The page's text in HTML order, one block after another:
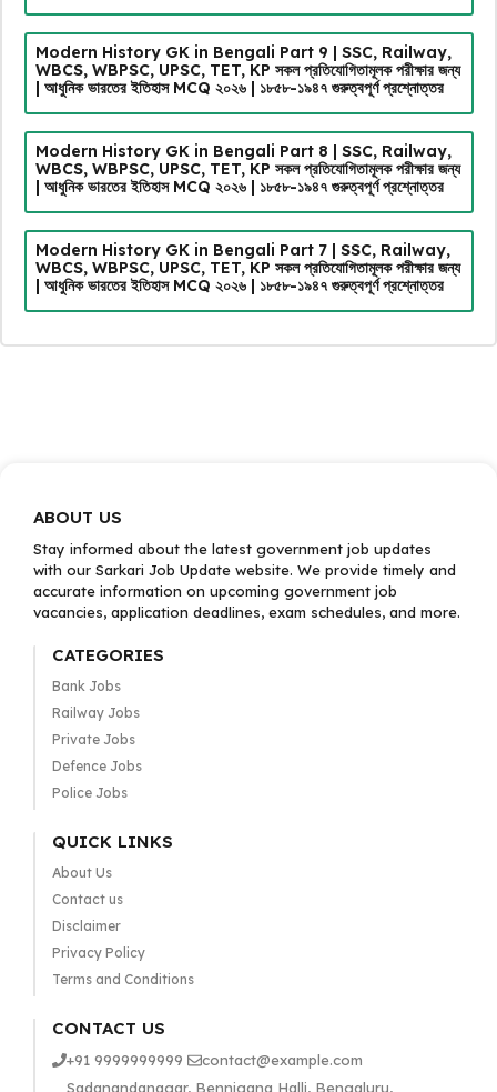
Modern History GK in Bengali Part 9 | SSC, Railway,
WBCS, WBPSC, UPSC, TET, KP সকল প্রতিযোগিতামূলক পরীক্ষার জন্য
| আধুনিক ভারতের ইতিহাস MCQ ২০২৬ | ১৮৫৮-১৯৪৭ গুরুত্বপূর্ণ প্রশ্নোত্তর
Modern History GK in Bengali Part 8 | SSC, Railway,
WBCS, WBPSC, UPSC, TET, KP সকল প্রতিযোগিতামূলক পরীক্ষার জন্য
| আধুনিক ভারতের ইতিহাস MCQ ২০২৬ | ১৮৫৮-১৯৪৭ গুরুত্বপূর্ণ প্রশ্নোত্তর
Modern History GK in Bengali Part 7 | SSC, Railway,
WBCS, WBPSC, UPSC, TET, KP সকল প্রতিযোগিতামূলক পরীক্ষার জন্য
| আধুনিক ভারতের ইতিহাস MCQ ২০২৬ | ১৮৫৮-১৯৪৭ গুরুত্বপূর্ণ প্রশ্নোত্তর
ABOUT US
Stay informed about the latest government job updates
with our Sarkari Job Update website. We provide timely and
accurate information on upcoming government job
vacancies, application deadlines, exam schedules, and more.
CATEGORIES
Bank Jobs
Railway Jobs
Private Jobs
Defence Jobs
Police Jobs
QUICK LINKS
About Us
Contact us
Disclaimer
Privacy Policy
Terms and Conditions
CONTACT US
+91 9999999999
contact@example.com
Sadanandanagar, Bennigana Halli, Bengaluru,